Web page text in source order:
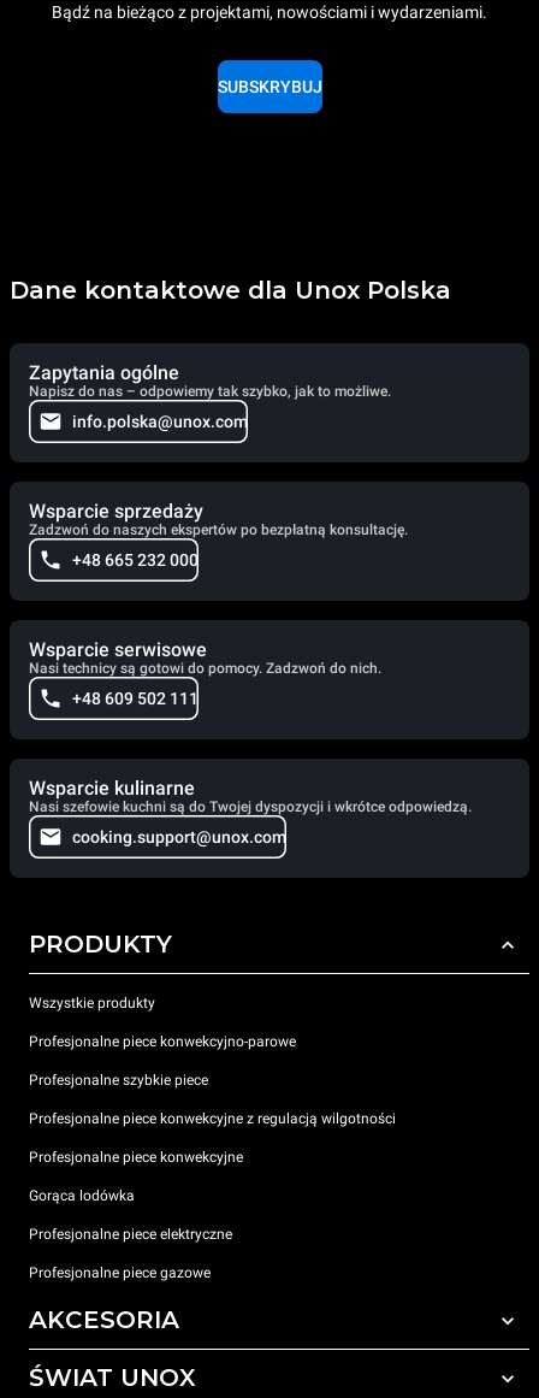
Bądź na bieżąco z projektami, nowościami i wydarzeniami.
SUBSKRYBUJ
Dane kontaktowe dla Unox Polska
Zapytania ogólne
Napisz do nas – odpowiemy tak szybko, jak to możliwe.
info.polska@unox.com
Wsparcie sprzedaży
Zadzwoń do naszych ekspertów po bezpłatną konsultację.
+48 665 232 000
Wsparcie serwisowe
Nasi technicy są gotowi do pomocy. Zadzwoń do nich.
+48 609 502 111
Wsparcie kulinarne
Nasi szefowie kuchni są do Twojej dyspozycji i wkrótce odpowiedzą.
cooking.support@unox.com
PRODUKTY
Wszystkie produkty
Profesjonalne piece konwekcyjno-parowe
Profesjonalne szybkie piece
Profesjonalne piece konwekcyjne z regulacją wilgotności
Profesjonalne piece konwekcyjne
Gorąca lodówka
Profesjonalne piece elektryczne
Profesjonalne piece gazowe
AKCESORIA
Wszystkie akcesoria
ŚWIAT UNOX